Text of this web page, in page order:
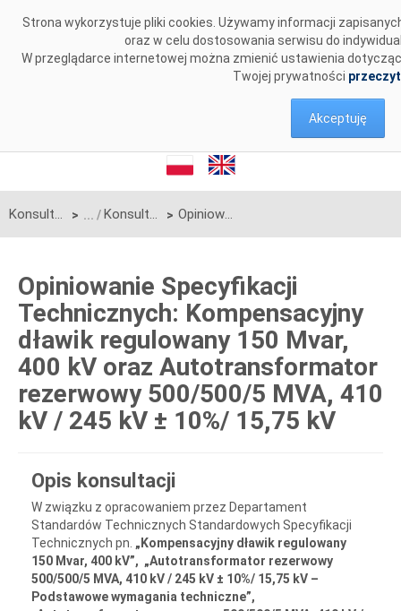
Strona wykorzystuje pliki cookies. Używamy informacji
oraz w celu dostosowania serwisu do
W przeglądarce internetowej można zmienić ustawienia
Twojej prywatności
Akceptuję
Konsultacje > Konsultacje zakończone > Opiniowanie Specyfikacji Technicznych: Kompensacyjny dławik regulowany 150 Mvar, 400 kV oraz Autotransformator rezerwowy 500/500/5 MVA, 410 kV / 245 kV ± 10%/ 15,75 kV
Opiniowanie Specyfikacji
Technicznych: Kompensacyjny
dławik regulowany 150 Mvar,
400 kV oraz Autotransformator
rezerwowy 500/500/5 MVA, 410
kV / 245 kV ± 10%/ 15,75 kV
Opis konsultacji
W związku z opracowaniem przez Departament
Standardów Technicznych Standardowych Specyfikacji
Technicznych pn. „ Kompensacyjny dławik regulowany
150 Mvar, 400 kV”, „Autotransformator rezerwowy
500/500/5 MVA, 410 kV / 245 kV ± 10%/ 15,75 kV –
Podstawowe wymagania techniczne”,